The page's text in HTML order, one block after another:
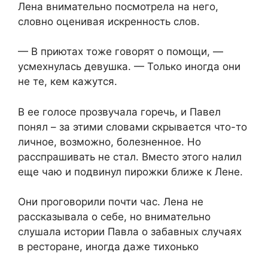
Лена внимательно посмотрела на него,
словно оценивая искренность слов.
— В приютах тоже говорят о помощи, —
усмехнулась девушка. — Только иногда они
не те, кем кажутся.
В ее голосе прозвучала горечь, и Павел
понял – за этими словами скрывается что-то
личное, возможно, болезненное. Но
расспрашивать не стал. Вместо этого налил
еще чаю и подвинул пирожки ближе к Лене.
Они проговорили почти час. Лена не
рассказывала о себе, но внимательно
слушала истории Павла о забавных случаях
в ресторане, иногда даже тихонько